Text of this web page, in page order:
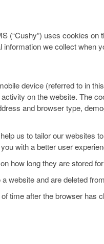
(“Cushy”) uses cookies
we collect when
device (referred to in
on the website. The
and browser type,
us to tailor our websites
with a better user
how long they are stored
website and are deleted
time after the browser has